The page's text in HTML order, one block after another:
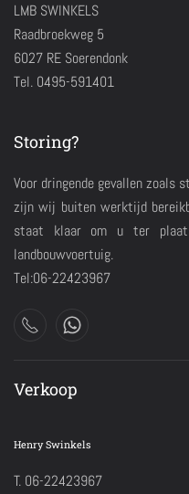
LMB SWINKELS
Raadbroekweg 5
6027 RE Soerendonk
Tel. 0495-591401
Storing?
Voor dringende gevallen zoals
zijn wij buiten werktijd
staat klaar om u ter
landbouwvoertuig.
Tel:06-22423967
Verkoop
Henry Swinkels
T. 06-22423967